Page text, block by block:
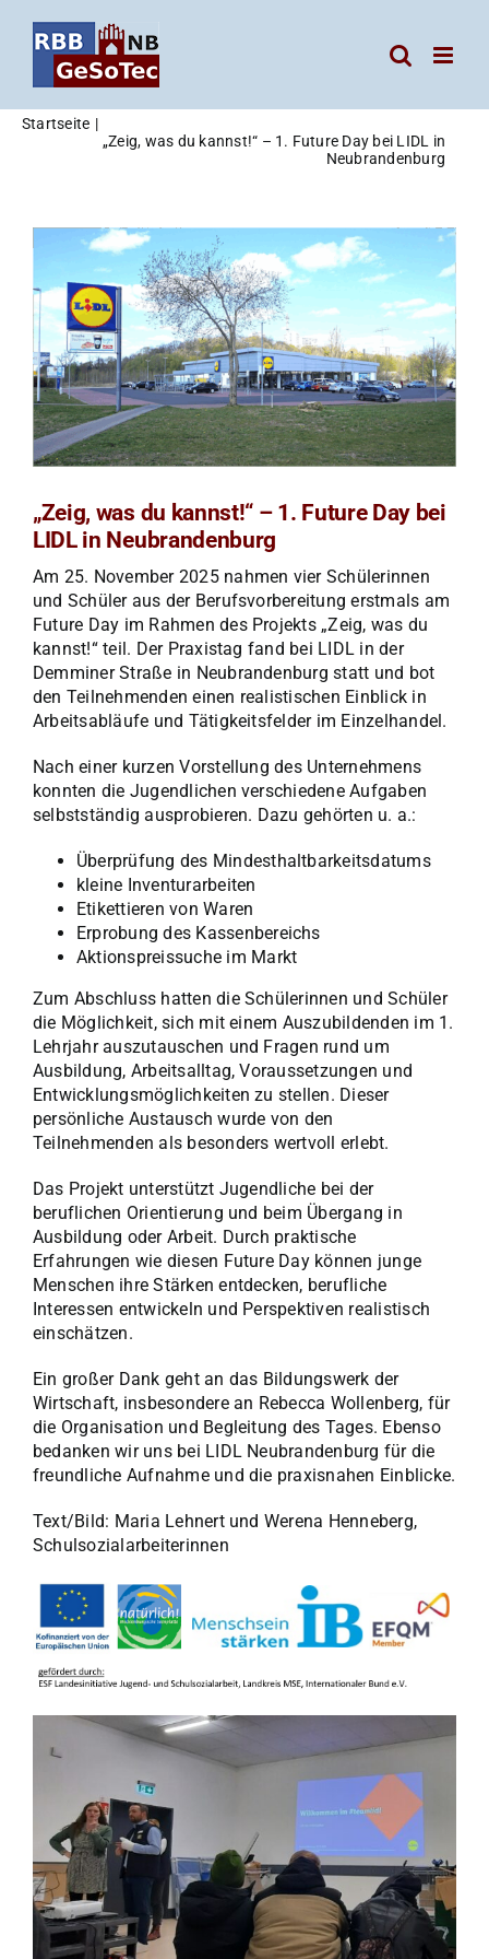
Inhalt
springen
Startseite
„Zeig, was du kannst!“ – 1. Future Day bei LIDL in
Neubrandenburg
Bild
„Zeig, was du kannst!“ – 1. Future Day bei
LIDL in Neubrandenburg
Am 25. November 2025 nahmen vier Schülerinnen
und Schüler aus der Berufsvorbereitung erstmals am
Future Day im Rahmen des Projekts „Zeig, was du
kannst!“ teil. Der Praxistag fand bei LIDL in der
Demminer Straße in Neubrandenburg statt und bot
den Teilnehmenden einen realistischen Einblick in
Arbeitsabläufe und Tätigkeitsfelder im Einzelhandel.
Nach einer kurzen Vorstellung des Unternehmens
konnten die Jugendlichen verschiedene Aufgaben
selbstständig ausprobieren. Dazu gehörten u. a.:
Überprüfung des Mindesthaltbarkeitsdatums
kleine Inventurarbeiten
Etikettieren von Waren
Erprobung des Kassenbereichs
Aktionspreissuche im Markt
Zum Abschluss hatten die Schülerinnen und Schüler
die Möglichkeit, sich mit einem Auszubildenden im 1.
Lehrjahr auszutauschen und Fragen rund um
Ausbildung, Arbeitsalltag, Voraussetzungen und
Entwicklungsmöglichkeiten zu stellen. Dieser
persönliche Austausch wurde von den
Teilnehmenden als besonders wertvoll erlebt.
Das Projekt unterstützt Jugendliche bei der
beruflichen Orientierung und beim Übergang in
Ausbildung oder Arbeit. Durch praktische
Erfahrungen wie diesen Future Day können junge
Menschen ihre Stärken entdecken, berufliche
Interessen entwickeln und Perspektiven realistisch
einschätzen.
Ein großer Dank geht an das Bildungswerk der
Wirtschaft, insbesondere an Rebecca Wollenberg, für
die Organisation und Begleitung des Tages. Ebenso
bedanken wir uns bei LIDL Neubrandenburg für die
freundliche Aufnahme und die praxisnahen Einblicke.
Text/Bild: Maria Lehnert und Werena Henneberg,
Schulsozialarbeiterinnen